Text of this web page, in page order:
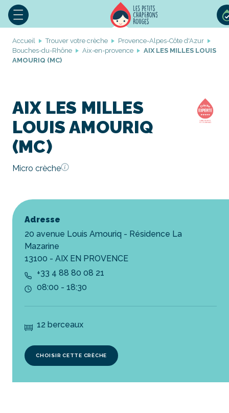
Accueil Trouver votre crèche
Provence-Alpes-Côte d'Azur
Bouches-du-Rhône
Aix-en-provence
AIX LES MILLES LOUIS
AMOURIQ (MC)
AIX LES MILLES
LOUIS AMOURIQ
(MC)
Micro crèche
Adresse
20 avenue Louis Amouriq - Résidence La
Mazarine
13100 - AIX EN PROVENCE
+33 4 88 80 08 21
08:00 - 18:30
12 berceaux
CHOISIR CETTE CRÈCHE